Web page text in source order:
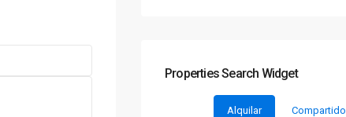
Properties Search Widget
Alquilar Compartido